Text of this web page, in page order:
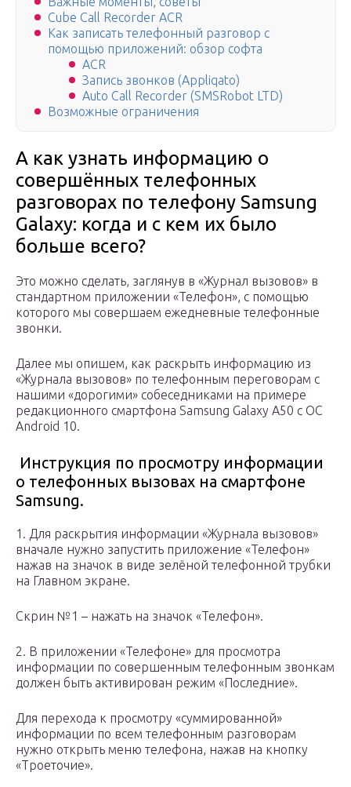
Cube Call Recorder ACR
Как записать телефонный разговор с
помощью приложений: обзор софта
ACR
Запись звонков (Appliqato)
Auto Call Recorder (SMSRobot LTD)
Возможные ограничения
А как узнать информацию о
совершённых телефонных
разговорах по телефону Samsung
Galaxy: когда и с кем их было
больше всего?
Это можно сделать, заглянув в «Журнал вызовов» в
стандартном приложении «Телефон», с помощью
которого мы совершаем ежедневные телефонные
звонки.
Далее мы опишем, как раскрыть информацию из
«Журнала вызовов» по телефонным переговорам с
нашими «дорогими» собеседниками на примере
редакционного смартфона Samsung Galaxy A50 c ОС
Android 10.
Инструкция по просмотру информации
о телефонных вызовах на смартфоне
Samsung.
1. Для раскрытия информации «Журнала вызовов»
вначале нужно запустить приложение «Телефон»
нажав на значок в виде зелёной телефонной трубки
на Главном экране.
Скрин №1 – нажать на значок «Телефон».
2. В приложении «Телефоне» для просмотра
информации по совершенным телефонным звонкам
должен быть активирован режим «Последние».
Для перехода к просмотру «суммированной»
информации по всем телефонным разговорам
нужно открыть меню телефона, нажав на кнопку
«Троеточие».